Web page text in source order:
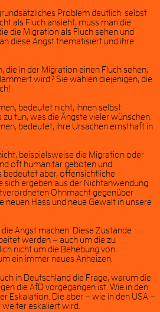
Problem deutlich: selbst
als Fluch ansieht, muss man die
die Migration als Fluch sehen und
diese Angst thematisiert und ihre
die in der Migration einen Fluch sehen,
wird? Sie wählen diejenigen, die
bedeutet nicht, ihnen selbst
tun, was die Ängste vieler wünschen.
bedeutet, ihre Ursachen ernsthaft in
beispielsweise die Migration oder
oft humanitär geboten und
bedeutet aber, offensichtliche
sich ergeben aus der Nichtanwendung
Ohnmacht gegenüber
neuen Hass und neue Gewalt in unsere
Angst machen. Diese Zustände
werden – auch um die zu
nicht um die Behebung von
ein immer neues Anheizen.
in Deutschland die Frage, warum die
die AfD vorgegangen ist. Wie in den
Eskalation. Die aber – wie in den USA –
eskaliert wird.